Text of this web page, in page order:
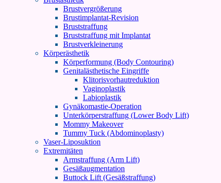
Brustvergrößerung
Brustimplantat-Revision
Bruststraffung
Bruststraffung mit Implantat
Brustverkleinerung
Körperästhetik
Körperformung (Body Contouring)
Genitalästhetische Eingriffe
Klitorisvorhautreduktion
Vaginoplastik
Labioplastik
Gynäkomastie-Operation
Unterkörperstraffung (Lower Body Lift)
Mommy Makeover
Tummy Tuck (Abdominoplasty)
Vaser-Liposuktion
Extremitäten
Armstraffung (Arm Lift)
Gesäßaugmentation
Buttock Lift (Gesäßstraffung)